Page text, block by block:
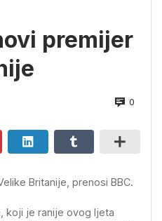
premijer
0
Britanije, prenosi BBC.
koji je ranije ovog ljeta